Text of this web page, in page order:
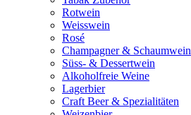
Rotwein
Weisswein
Rosé
Champagner & Schaumwein
Süss- & Dessertwein
Alkoholfreie Weine
Lagerbier
Craft Beer & Spezialitäten